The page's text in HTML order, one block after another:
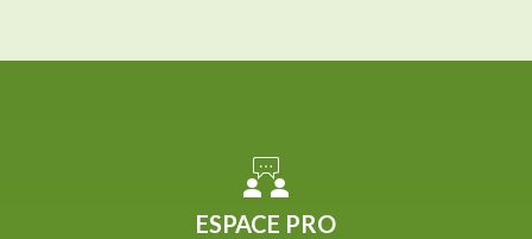
ESPACE PRO